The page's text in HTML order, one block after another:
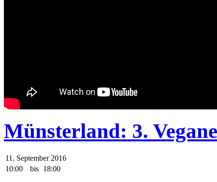
Münsterland: 3.
11. September 2016
10:00
bis 18:00